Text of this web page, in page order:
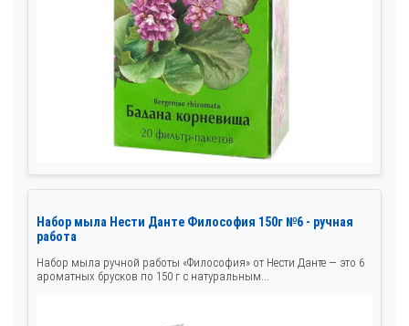
Набор мыла Нести Данте Философия 150г №6 - ручная
работа
Набор мыла ручной работы «Философия» от Нести Данте — это 6
ароматных брусков по 150 г с натуральным...